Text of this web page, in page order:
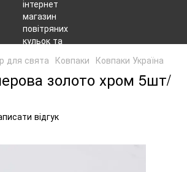
для свята Ковпаки Ковпаки Україна
золото хром 5шт/
відгук